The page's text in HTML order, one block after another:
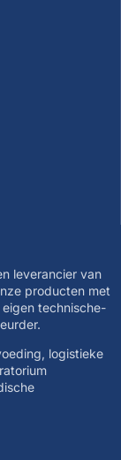
leverancier van
producten met
technische-
logistieke